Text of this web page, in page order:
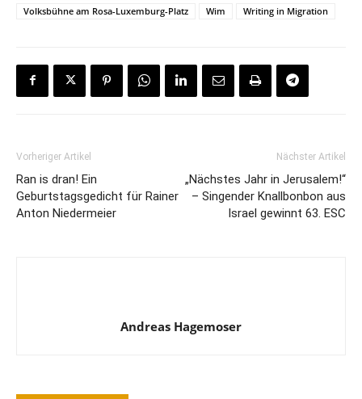
Volksbühne am Rosa-Luxemburg-Platz
Wim Writing in Migration
Vorheriger Artikel
Ran is dran! Ein
Geburtstagsgedicht für Rainer
Anton Niedermeier
Nächster Artikel
„Nächstes Jahr in Jerusalem!“
– Singender Knallbonbon aus
Israel gewinnt 63. ESC
Andreas Hagemoser